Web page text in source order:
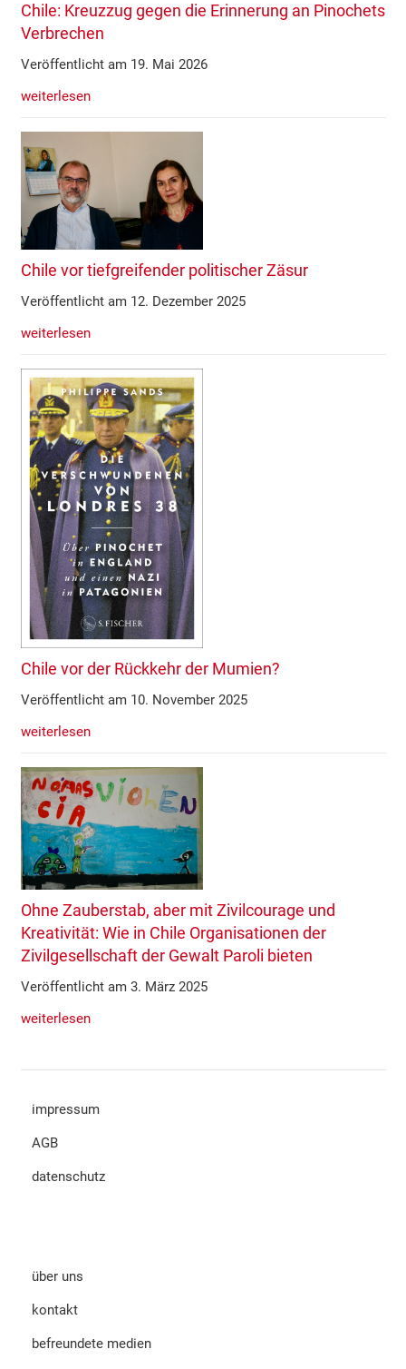
Chile: Kreuzzug gegen die Erinnerung an Pinochets
Verbrechen
Veröffentlicht am 19. Mai 2026
weiterlesen
Chile vor tiefgreifender politischer Zäsur
Veröffentlicht am 12. Dezember 2025
weiterlesen
Chile vor der Rückkehr der Mumien?
Veröffentlicht am 10. November 2025
weiterlesen
Ohne Zauberstab, aber mit Zivilcourage und
Kreativität: Wie in Chile Organisationen der
Zivilgesellschaft der Gewalt Paroli bieten
Veröffentlicht am 3. März 2025
weiterlesen
impressum
AGB
datenschutz
über uns
kontakt
befreundete medien